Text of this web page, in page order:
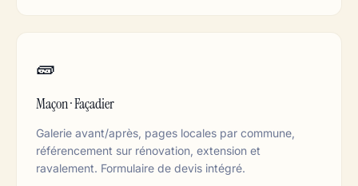
🧱
Maçon · Façadier
Galerie avant/après, pages locales par commune,
référencement sur rénovation, extension et
ravalement. Formulaire de devis intégré.